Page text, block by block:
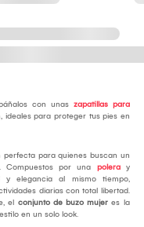
con unas zapatillas para
para proteger tus pies en
perfecta para quienes buscan un
Compuestos por una poleray
y elegancia al mismo tiempo,
diarias con total libertad.
el conjunto de buzo mujeres la
en un solo look.